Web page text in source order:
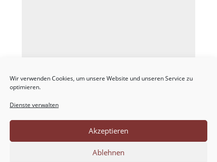
Wir verwenden Cookies, um unsere Website und unseren Service zu
optimieren.
Dienste verwalten
Akzeptieren
Ablehnen